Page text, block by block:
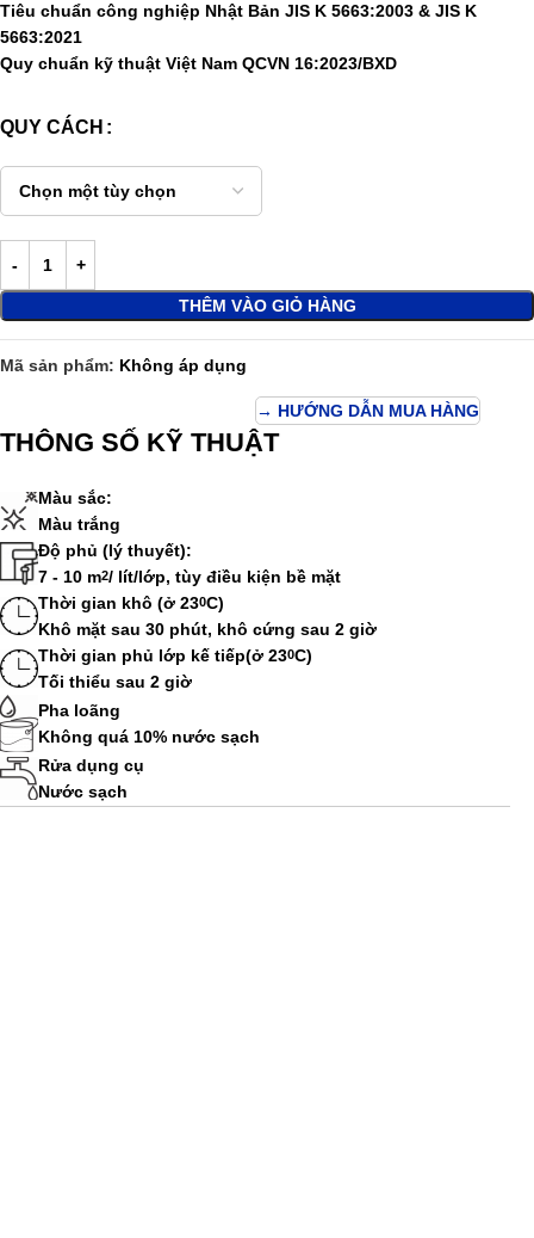
Tiêu chuẩn công nghiệp Nhật Bản JIS K 5663:2003 & JIS K
5663:2021
Quy chuẩn kỹ thuật Việt Nam QCVN 16:2023/BXD
QUY CÁCH
THÊM VÀO GIỎ HÀNG
Mã sản phẩm: Không áp dụng
→ HƯỚNG DẪN MUA HÀNG
THÔNG SỐ KỸ THUẬT
Màu sắc:
Màu trắng
Độ phủ (lý thuyết):
7 - 10 m2/ lít/lớp, tùy điều kiện bề mặt
Thời gian khô (ở 230C)
Khô mặt sau 30 phút, khô cứng sau 2 giờ
Thời gian phủ lớp kế tiếp(ở 230C)
Tối thiểu sau 2 giờ
Pha loãng
Không quá 10% nước sạch
Rửa dụng cụ
Nước sạch